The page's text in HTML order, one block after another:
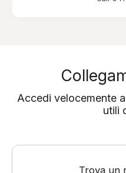
Accedi velocemente
utili
Trova un